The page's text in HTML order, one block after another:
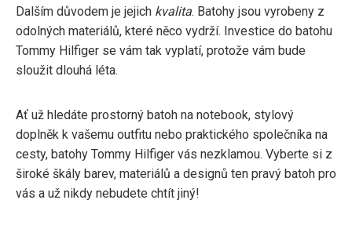
Dalším důvodem je jejich kvalita. Batohy jsou vyrobeny z
odolných materiálů, které něco vydrží. Investice do batohu
Tommy Hilfiger se vám tak vyplatí, protože vám bude
sloužit dlouhá léta.
Ať už hledáte prostorný batoh na notebook, stylový
doplněk k vašemu outfitu nebo praktického společníka na
cesty, batohy Tommy Hilfiger vás nezklamou. Vyberte si z
široké škály barev, materiálů a designů ten pravý batoh pro
vás a už nikdy nebudete chtít jiný!